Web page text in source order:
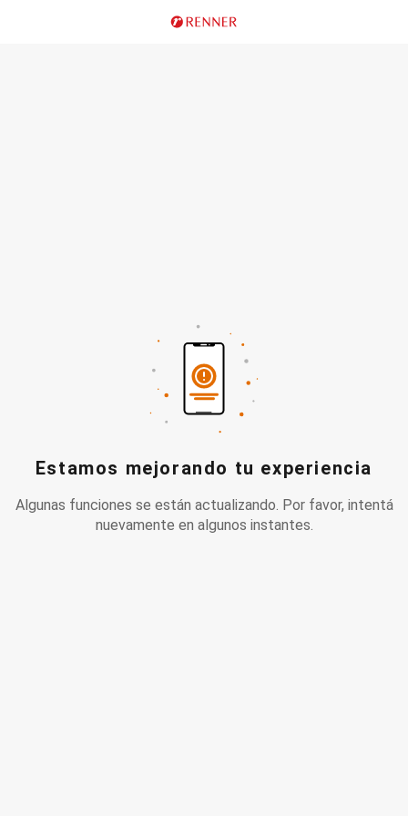
Estamos mejorando tu experiencia
Algunas funciones se están actualizando. Por favor, intentá
nuevamente en algunos instantes.